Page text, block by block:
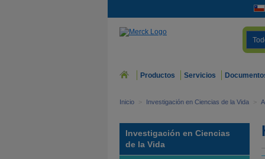
Productos Servicios
Inicio > Investigación en Ciencias de la Vida >
Investigación en Ciencias
de la Vida